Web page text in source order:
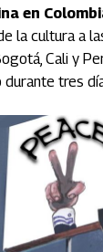
en
la cultura a
Cali y
tres